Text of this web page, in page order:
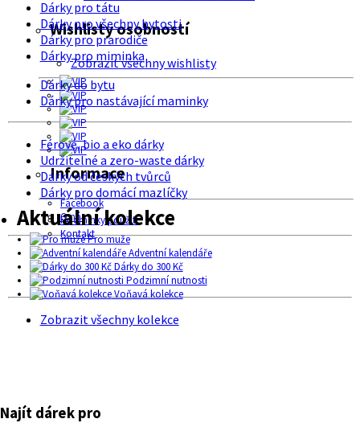
Wishlisty osobností
Zobrazit všechny wishlisty
Informace
Facebook
O nás
Podmínky použití
Kontakt
Dárky pro tátu
Dárky pro všechny bytosti
Dárky pro prarodiče
Dárky pro miminka
Dárky do bytu
Dárky pro nastávající maminky
Férové, bio a eko dárky
Udržitelné a zero-waste dárky
Dárky od českých tvůrců
Dárky pro domácí mazlíčky
Aktuální kolekce
Pro muže
Adventní kalendáře
Dárky do 300 Kč
Podzimní nutnosti
Voňavá kolekce
Zobrazit všechny kolekce
Najít dárek pro